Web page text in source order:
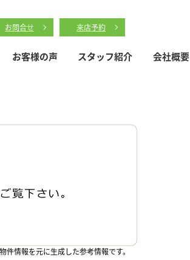
お問合せ 来店予約
お客様の声 スタッフ紹介 会社概要
情報を元に生成した参考情報です。